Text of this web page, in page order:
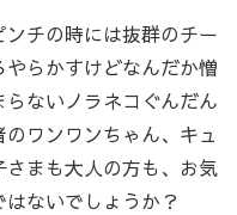
チの時には抜群のチー
らかすけどなんだか憎
ないノラネコぐんだん
ワンワンちゃん、キュ
まも大人の方も、お気
ないでしょうか？